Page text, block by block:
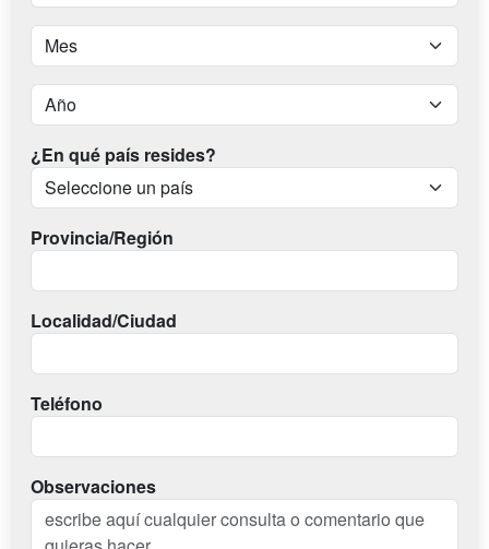
¿En qué país resides?
Provincia/Región
Localidad/Ciudad
Teléfono
Observaciones